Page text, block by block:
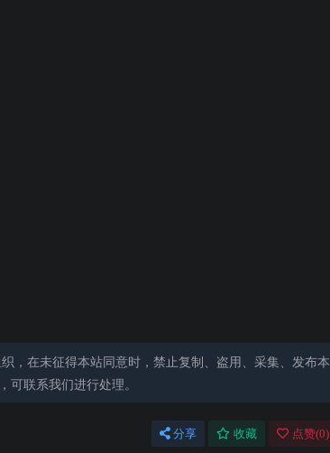
，在未征得本站同意时，禁止复制、盗用、采集、发布本
联系我们进行处理。
分享 收藏 点赞(0)